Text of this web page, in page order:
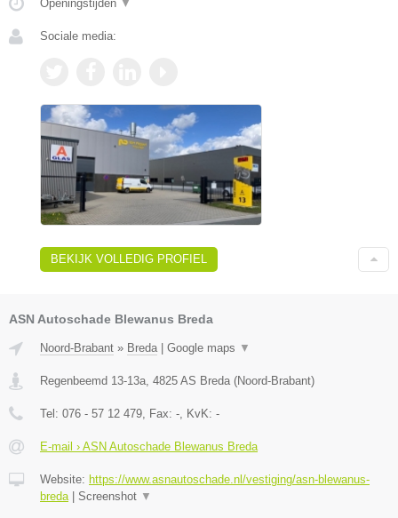
Openingstijden ▼
Sociale media:
BEKIJK VOLLEDIG PROFIEL
ASN Autoschade Blewanus Breda
Noord-Brabant » Breda Google maps ▼
Regenbeemd 13-13a 4825 AS Breda (Noord-Brabant)
Tel: 076 - 57 12 479 , Fax: - , KvK: -
E-mail › ASN Autoschade Blewanus Breda
Website: https://www.asnautoschade.nl/vestiging/asn-blewanus-
breda
Screenshot ▼